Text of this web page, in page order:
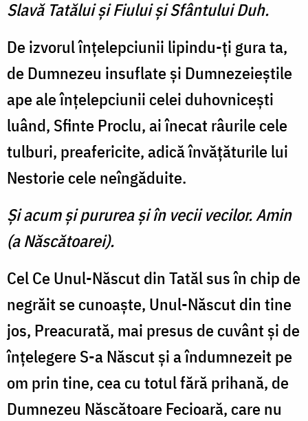
Slavă Tatălui şi Fiului şi Sfântului Duh.
De izvorul înţelepciunii lipindu-ţi gura ta,
de Dumnezeu insuflate şi Dumnezeieştile
ape ale înţelepciunii celei duhovniceşti
luând, Sfinte Proclu, ai înecat râurile cele
tulburi, preafericite, adică învăţăturile lui
Nestorie cele neîngăduite.
Şi acum şi pururea şi în vecii vecilor. Amin
(a Născătoarei).
Cel Ce Unul-Născut din Tatăl sus în chip de
negrăit se cunoaşte, Unul-Născut din tine
jos, Preacurată, mai presus de cuvânt şi de
înţelegere S-a Născut şi a îndumnezeit pe
om prin tine, cea cu totul fără prihană, de
Dumnezeu Născătoare Fecioară, care nu